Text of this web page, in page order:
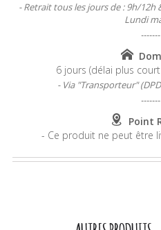
- Retrait tous les jours de : 9h/12h
Lundi
-------
6 jours (délai plus
- Via "Transporteur"
-------
Point
- Ce produit ne peut être